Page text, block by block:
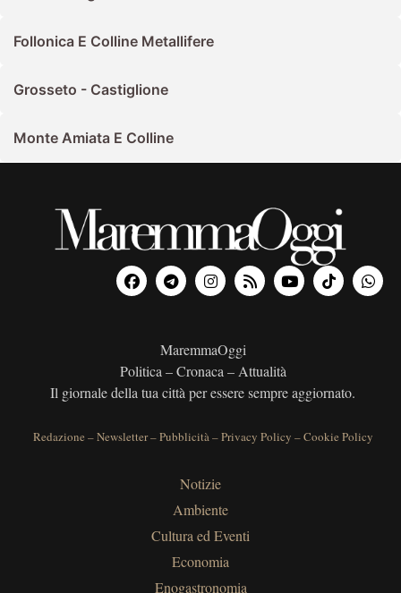
Follonica E Colline Metallifere
Grosseto - Castiglione
Monte Amiata E Colline
MaremmaOggi
Politica – Cronaca – Attualità
Il giornale della tua città per essere sempre aggiornato.
Redazione –Newsletter–Pubblicità–Privacy Policy –Cookie Policy
Notizie
Ambiente
Cultura ed Eventi
Economia
Enogastronomia